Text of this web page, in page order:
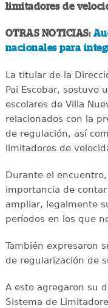
limitadores de
OTRAS NOTICIAS:
nacionales para
La titular de la
Pai Escobar, sostuvo
escolares de Villa
relacionados con la
de regulación, así
limitadores de
Durante el
importancia de
ampliar, legalmente
períodos en los que
También expresaron
de regularización de
A esto agregaron su
Sistema de